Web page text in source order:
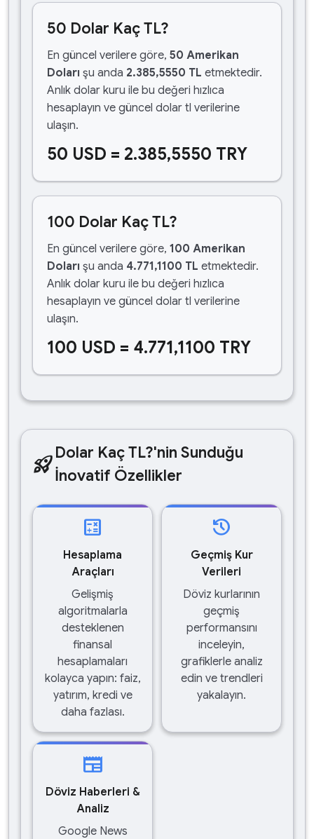
50 Dolar Kaç TL?
En güncel verilere göre, 50 Amerikan
Doları şu anda 2.385,5550 TL etmektedir.
Anlık dolar kuru ile bu değeri hızlıca
hesaplayın ve güncel dolar tl verilerine
ulaşın.
50 USD = 2.385,5550 TRY
100 Dolar Kaç TL?
En güncel verilere göre, 100 Amerikan
Doları şu anda 4.771,1100 TL etmektedir.
Anlık dolar kuru ile bu değeri hızlıca
hesaplayın ve güncel dolar tl verilerine
ulaşın.
100 USD = 4.771,1100 TRY
rocket_launchDolar Kaç TL?'nin Sunduğu
İnovatif Özellikler
calculate
Hesaplama
Araçları
Gelişmiş
algoritmalarla
desteklenen
finansal
hesaplamaları
kolayca yapın: faiz,
yatırım, kredi ve
daha fazlası.
history
Geçmiş Kur
Verileri
Döviz kurlarının
geçmiş
performansını
inceleyin,
grafiklerle analiz
edin ve trendleri
yakalayın.
newspaper
Döviz Haberleri &
Analiz
Google News